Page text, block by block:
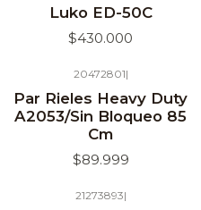
Luko ED-50C
$430.000
20472801|
Par Rieles Heavy Duty
A2053/Sin Bloqueo 85
Cm
$89.999
21273893|